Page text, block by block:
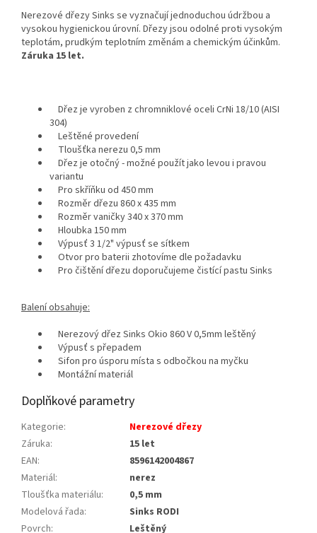
Nerezové dřezy Sinks se vyznačují jednoduchou údržbou a
vysokou hygienickou úrovní. Dřezy jsou odolné proti vysokým
teplotám, prudkým teplotním změnám a chemickým účinkům.
Záruka 15 let.
Dřez je vyroben z chromniklové oceli CrNi 18/10 (AISI
304)
Leštěné provedení
Tloušťka nerezu 0,5 mm
Dřez je otočný - možné použít jako levou i pravou
variantu
Pro skříňku od 450 mm
Rozměr dřezu 860 x 435 mm
Rozměr vaničky 340 x 370 mm
Hloubka 150 mm
Výpusť 3 1/2" výpusť se sítkem
Otvor pro baterii zhotovíme dle požadavku
Pro čištění dřezu doporučujeme čistící pastu Sinks
Balení obsahuje:
Nerezový dřez Sinks Okio 860 V 0,5mm leštěný
Výpusť s přepadem
Sifon pro úsporu místa s odbočkou na myčku
Montážní materiál
Doplňkové parametry
Kategorie:
Nerezové dřezy
Záruka:
15 let
EAN:
8596142004867
Materiál:
nerez
Tloušťka materiálu:
0,5 mm
Modelová řada:
Sinks RODI
Povrch:
Leštěný